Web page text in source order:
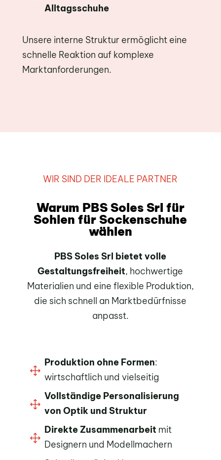
Alltagsschuhe
Unsere interne Struktur ermöglicht eine
schnelle Reaktion auf komplexe
Marktanforderungen.
WIR SIND DER IDEALE PARTNER
Warum PBS Soles Srl für
Sohlen für Sockenschuhe
wählen
PBS Soles Srl bietet volle
Gestaltungsfreiheit, hochwertige
Materialien und eine flexible Produktion,
die sich schnell an Marktbedürfnisse
anpasst.
1
Produktion ohne Formen:
wirtschaftlich und vielseitig
1
Vollständige Personalisierung
von Optik und Struktur
1
Direkte Zusammenarbeitmit
Designern und Modellmachern